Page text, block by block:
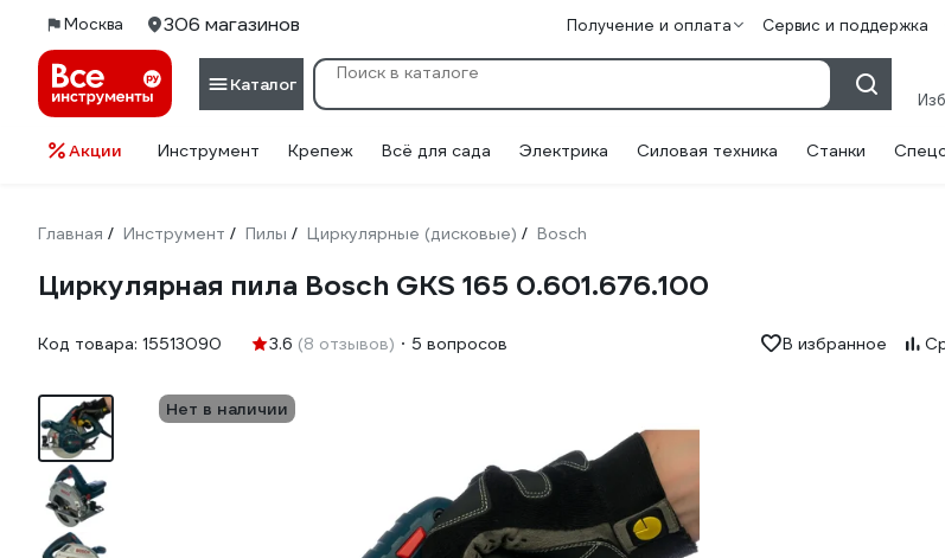
Москва 306 магазинов Получение и оплата Сервис и поддержка
Каталог
Акции Инструмент Крепеж Всё для сада Электрика Силовая техника Станки
Главная / Инструмент / Пилы / Циркулярные (дисковые) / Bosch
Циркулярная пила Bosch GKS 165 0.601.676.100
Код товара: 15513090 3.6 (8 отзывов) 5 вопросов В избранное
Нет в наличии